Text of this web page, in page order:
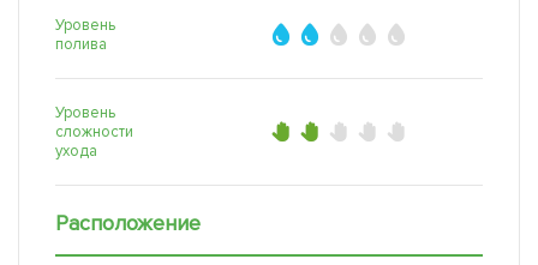
Уровень
полива
Уровень
сложности
ухода
Расположение